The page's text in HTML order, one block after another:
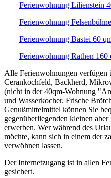
Ferienwohnung Lilienstein
Ferienwohnung
Ferienwohnung Bastei 60
Ferienwohnung Rathen 160
Alle Ferienwohnungen verfügen
Cerankochfeld, Backherd,
(nicht in der 40qm-Wohnung
und Wasserkocher. Frische
Genußmittelmittel können Sie
gegenüberliegenden kleinen
erwerben. Wer während des
möchte, kann sich in einem der
verwöhnen lassen.
Der Internetzugang ist in allen
gesichert.